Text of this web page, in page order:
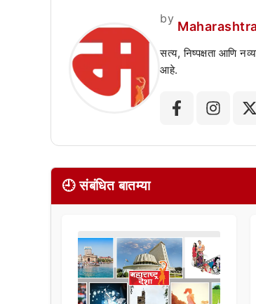
by
सत्य, निष्पक्षता आणि
आहे.
🕘 संबंधित बातम्या